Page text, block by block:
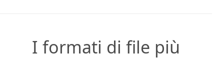
I formati di file più